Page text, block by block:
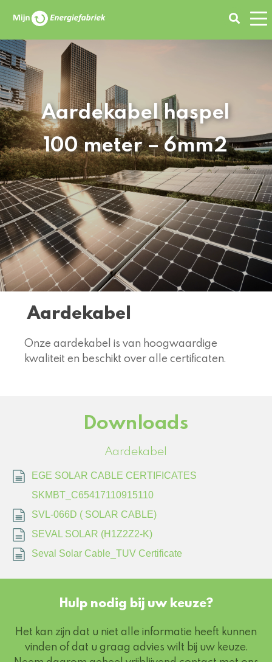
Aardekabel haspel
100 meter – 6mm2
Aardekabel
Onze aardekabel is van hoogwaardige
kwaliteit en beschikt over alle certificaten.
Downloads
Aardekabel
EGE SOLAR CABLE CERTIFICATES
SKMBT_C65417110915110
SVL-066D ( SOLAR CABLE)
SEVAL SOLAR (H1Z2Z2-K)
Seval Solar Cable_TUV Certificate
Hulp nodig bij uw keuze?
Het kan zijn dat u niet alle informatie heeft kunnen
vinden of dat u graag advies wilt bij uw keuze.